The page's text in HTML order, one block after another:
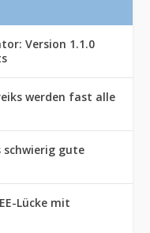
Version 1.1.0
werden fast alle
schwierig gute
Lücke mit